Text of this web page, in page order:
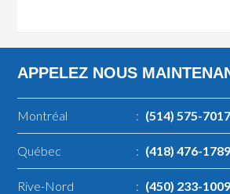
APPELEZ NOUS
Montréal : (514) 575-7017
Québec : (418) 476-1789
Rive-Nord : (450) 233-1009